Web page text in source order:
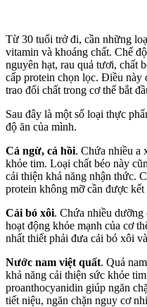
Từ 30 tuổi trở đi, cần những
vitamin và khoáng chất. Chế
nguyên hạt, rau quả tươi, chất
cấp protein chọn lọc. Điều này
trao đổi chất trong c‌ơ th‌ể bắt
Sau đây là một số loại thực
độ ăn của mình.
Cá ngừ, cá hồi. Chứa nhiều a
khỏe tim. Loại chất béo này
cải thiện khả năng nhận thức.
protein không mỡ cần được
Cải bó xôi. Chứa nhiều dưỡng
hoạt động khỏe mạnh của c‌ơ
nhất thiết phải đưa cải bó xôi
Nước nam việt quất. Quả
khả năng cải thiện sức khỏe
proanthocyanidin giúp ngăn
tiết niệu, ngăn chặn nguy cơ